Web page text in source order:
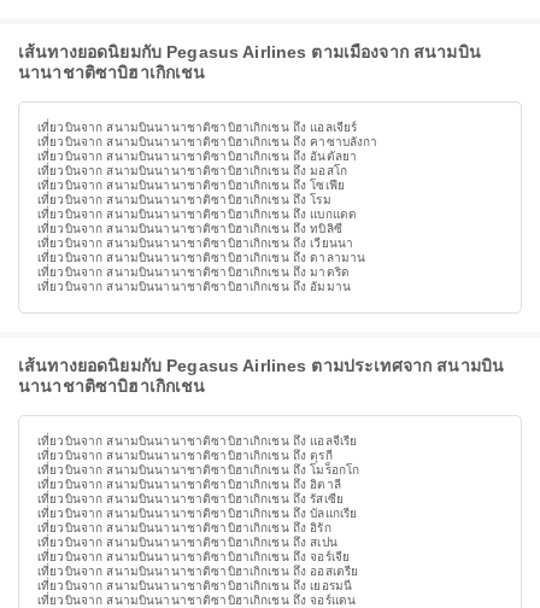
เส้นทางยอดนิยมกับ Pegasus Airlines ตามเมืองจาก สนามบิน
นานาชาติซาบิฮาเกิกเชน
เที่ยวบินจาก สนามบินนานาชาติซาบิฮาเกิกเชน ถึง แอลเจียร์
เที่ยวบินจาก สนามบินนานาชาติซาบิฮาเกิกเชน ถึง คาซาบลังกา
เที่ยวบินจาก สนามบินนานาชาติซาบิฮาเกิกเชน ถึง อันตัลยา
เที่ยวบินจาก สนามบินนานาชาติซาบิฮาเกิกเชน ถึง มอสโก
เที่ยวบินจาก สนามบินนานาชาติซาบิฮาเกิกเชน ถึง โซเฟีย
เที่ยวบินจาก สนามบินนานาชาติซาบิฮาเกิกเชน ถึง โรม
เที่ยวบินจาก สนามบินนานาชาติซาบิฮาเกิกเชน ถึง แบกแดด
เที่ยวบินจาก สนามบินนานาชาติซาบิฮาเกิกเชน ถึง ทบิลิซี
เที่ยวบินจาก สนามบินนานาชาติซาบิฮาเกิกเชน ถึง เวียนนา
เที่ยวบินจาก สนามบินนานาชาติซาบิฮาเกิกเชน ถึง ดาลามาน
เที่ยวบินจาก สนามบินนานาชาติซาบิฮาเกิกเชน ถึง มาดริด
เที่ยวบินจาก สนามบินนานาชาติซาบิฮาเกิกเชน ถึง อัมมาน
เส้นทางยอดนิยมกับ Pegasus Airlines ตามประเทศจาก สนามบิน
นานาชาติซาบิฮาเกิกเชน
เที่ยวบินจาก สนามบินนานาชาติซาบิฮาเกิกเชน ถึง แอลจีเรีย
เที่ยวบินจาก สนามบินนานาชาติซาบิฮาเกิกเชน ถึง ตุรกี
เที่ยวบินจาก สนามบินนานาชาติซาบิฮาเกิกเชน ถึง โมร็อกโก
เที่ยวบินจาก สนามบินนานาชาติซาบิฮาเกิกเชน ถึง อิตาลี
เที่ยวบินจาก สนามบินนานาชาติซาบิฮาเกิกเชน ถึง รัสเซีย
เที่ยวบินจาก สนามบินนานาชาติซาบิฮาเกิกเชน ถึง บัลแกเรีย
เที่ยวบินจาก สนามบินนานาชาติซาบิฮาเกิกเชน ถึง อิรัก
เที่ยวบินจาก สนามบินนานาชาติซาบิฮาเกิกเชน ถึง สเปน
เที่ยวบินจาก สนามบินนานาชาติซาบิฮาเกิกเชน ถึง จอร์เจีย
เที่ยวบินจาก สนามบินนานาชาติซาบิฮาเกิกเชน ถึง ออสเตรีย
เที่ยวบินจาก สนามบินนานาชาติซาบิฮาเกิกเชน ถึง เยอรมนี
เที่ยวบินจาก สนามบินนานาชาติซาบิฮาเกิกเชน ถึง จอร์แดน